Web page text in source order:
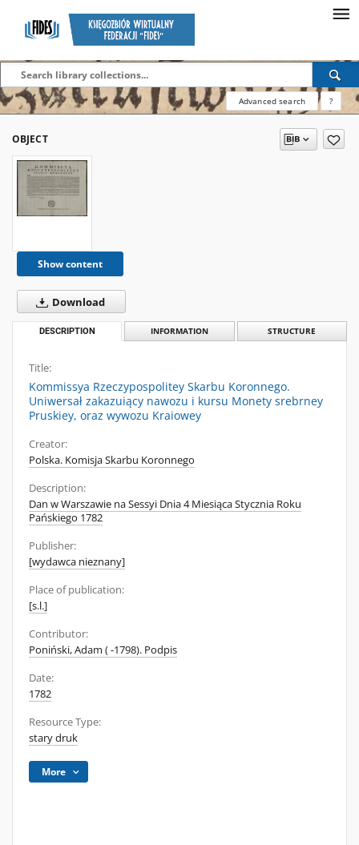
Advanced search ?
OBJECT
Show content
Download
DESCRIPTION INFORMATION STRUCTURE
Title:
Kommissya Rzeczypospolitey Skarbu Koronnego.
Uniwersał zakazuiący nawozu i kursu Monety srebrney
Pruskiey, oraz wywozu Kraiowey
Creator:
Polska. Komisja Skarbu Koronnego
Description:
Dan w Warszawie na Sessyi Dnia 4 Miesiąca Stycznia Roku
Pańskiego 1782
Publisher:
[wydawca nieznany]
Place of publication:
[s.l.]
Contributor:
Poniński, Adam ( -1798). Podpis
Date:
1782
Resource Type:
stary druk
More